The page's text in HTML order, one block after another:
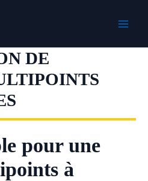
DE
pour une
à